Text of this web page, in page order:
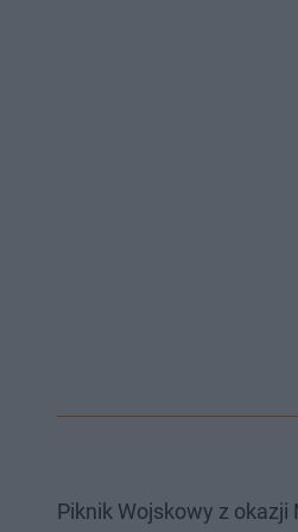
Piknik Wojskowy z